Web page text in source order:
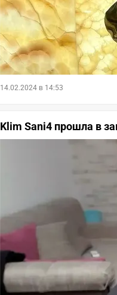
14.02.2024 в 14:53
Klim Sani4 прошла в